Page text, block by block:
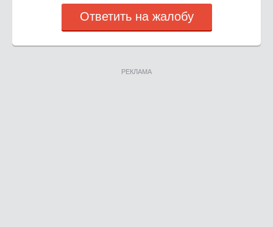
Ответить на жалобу
РЕКЛАМА